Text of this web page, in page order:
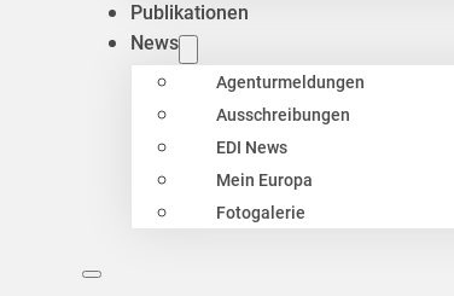
Publikationen
News
Agenturmeldungen
Ausschreibungen
EDI News
Mein Europa
Fotogalerie